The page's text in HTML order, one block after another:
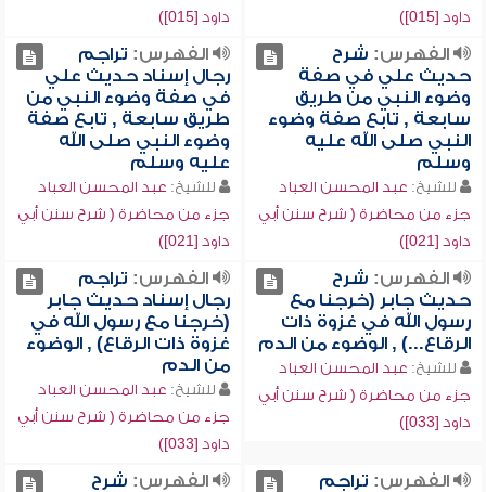
داود [015])
داود [015])
الفهرس: شرح
حديث علي في صفة
وضوء النبي من طريق
سابعة , تابع صفة وضوء
النبي صلى الله عليه
وسلم
للشيخ: عبد المحسن العباد
جزء من محاضرة ( شرح سنن أبي
داود [021])
الفهرس: تراجم
رجال إسناد حديث علي
في صفة وضوء النبي من
طريق سابعة , تابع صفة
وضوء النبي صلى الله
عليه وسلم
للشيخ: عبد المحسن العباد
جزء من محاضرة ( شرح سنن أبي
داود [021])
الفهرس: شرح
حديث جابر (خرجنا مع
رسول الله في غزوة ذات
الرقاع...) , الوضوء من الدم
للشيخ: عبد المحسن العباد
جزء من محاضرة ( شرح سنن أبي
داود [033])
الفهرس: تراجم
رجال إسناد حديث جابر
(خرجنا مع رسول الله في
غزوة ذات الرقاع) , الوضوء
من الدم
للشيخ: عبد المحسن العباد
جزء من محاضرة ( شرح سنن أبي
داود [033])
الفهرس: تراجم
الفهرس: شرح